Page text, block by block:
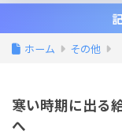
ホーム その他
寒い時期に出る
へ